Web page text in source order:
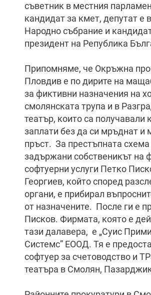
съветник в местния
кандидат за кмет, депутат е
Народно събрание и
президент на Република
Припомняме, че Окръжна
Пловдив е по дирите на
за фиктивни назначения на
смолянската трупа и в
театър, които са получавали
заплати без да си мръднат и
пръст. За престъпната схема
задържани собственикът на
софтуерни услуги Петко
Георгиев, който според
органи, е прибирал
от назначените. После ги е
Писков. Фирмата, която е
тази далавера, е „Суис
Системс” ЕООД. Тя е
софтуер за счетоводство и
театъра в Смолян,